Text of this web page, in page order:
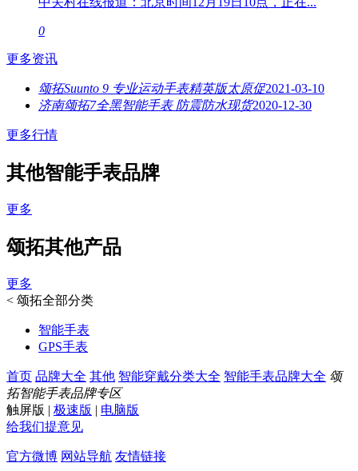
0
更多资讯
颂拓Suunto 9 专业运动手表精英版太原促2021-03-10
济南颂拓7全黑智能手表 防震防水现货2020-12-30
更多行情
其他智能手表品牌
更多
颂拓其他产品
更多
< 颂拓全部分类
智能手表
GPS手表
首页 品牌大全 其他 智能穿戴分类大全 智能手表品牌大全 颂
拓智能手表品牌专区
触屏版 | 极速版 | 电脑版
给我们提意见
官方微博 网站导航 友情链接